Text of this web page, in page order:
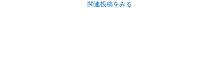
関連投稿をみる